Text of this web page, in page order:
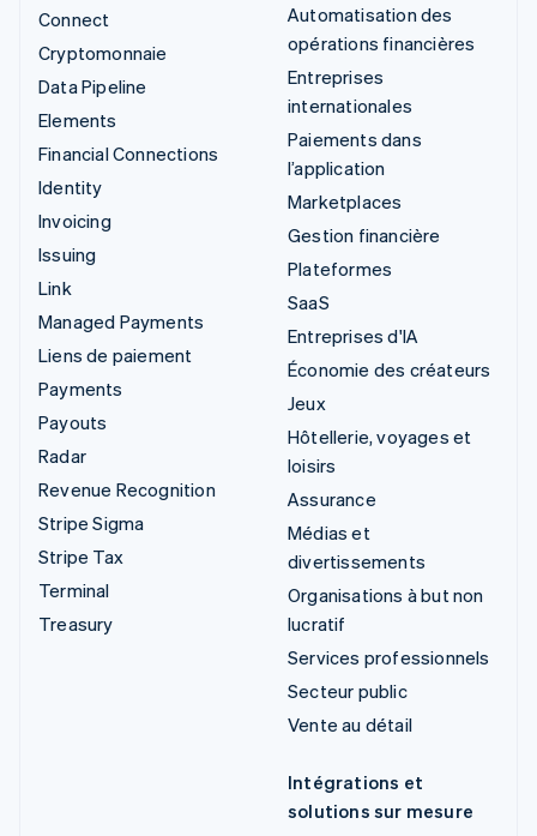
Connect
Cryptomonnaie
Data Pipeline
Elements
Financial Connections
Identity
Invoicing
Issuing
Link
Managed Payments
Liens de paiement
Payments
Payouts
Radar
Revenue Recognition
Stripe Sigma
Stripe Tax
Terminal
Treasury
Automatisation des
opérations financières
Entreprises
internationales
Paiements dans
l’application
Marketplaces
Gestion financière
Plateformes
SaaS
Entreprises d'IA
Économie des créateurs
Jeux
Hôtellerie, voyages et
loisirs
Assurance
Médias et
divertissements
Organisations à but non
lucratif
Services professionnels
Secteur public
Vente au détail
Intégrations et
solutions sur mesure